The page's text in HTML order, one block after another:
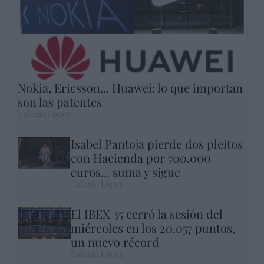
Nokia, Ericsson... Huawei: lo que importan
son las patentes
Isabel Pantoja pierde dos pleitos
con Hacienda por 700.000
euros... suma y sigue
El IBEX 35 cerró la sesión del
miércoles en los 20.057 puntos,
un nuevo récord